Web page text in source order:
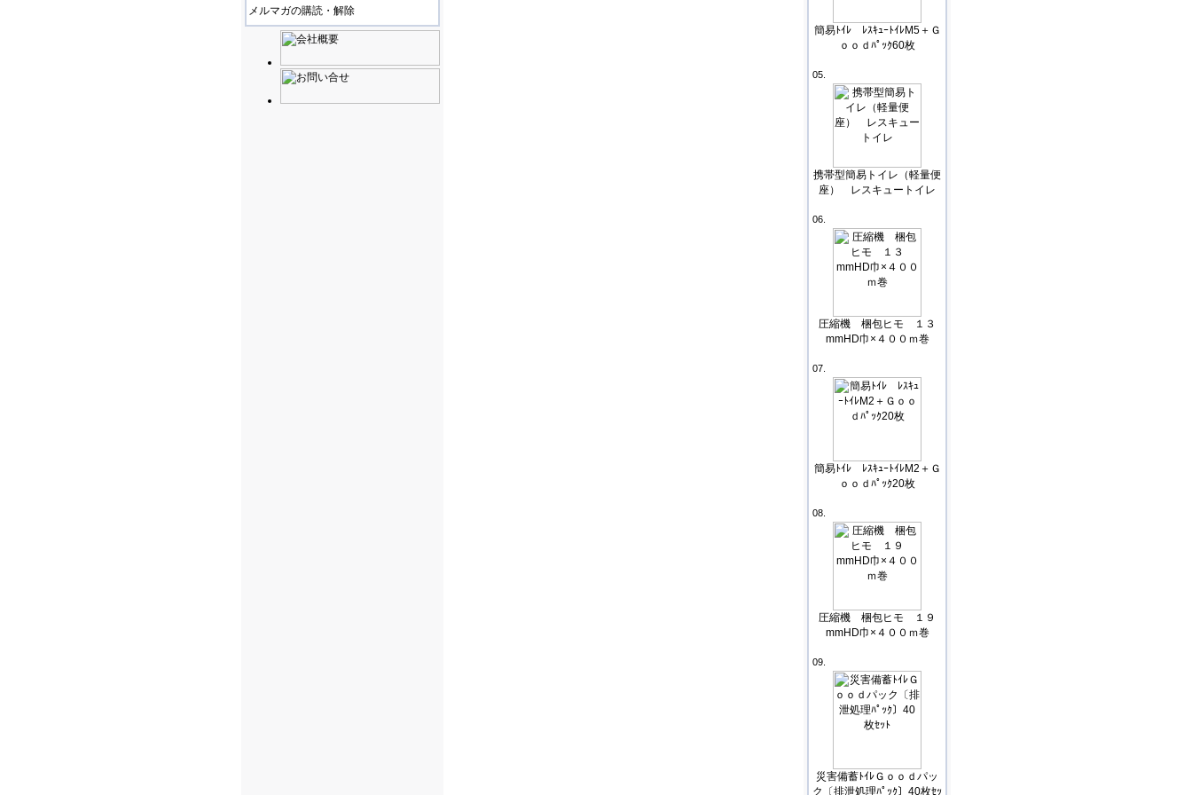
メルマガの購読・解除
簡易ﾄｲﾚ ﾚｽｷｭｰﾄｲﾚM5＋Ｇ
ｏｏｄﾊﾟｯｸ60枚
05.
携帯型簡易トイレ（軽量便
座） レスキュートイレ
06.
圧縮機 梱包ヒモ １３
mmHD巾×４００ｍ巻
07.
簡易ﾄｲﾚ ﾚｽｷｭｰﾄｲﾚM2＋Ｇ
ｏｏｄﾊﾟｯｸ20枚
08.
圧縮機 梱包ヒモ １９
mmHD巾×４００ｍ巻
09.
災害備蓄ﾄｲﾚＧｏｏｄパッ
ク〔排泄処理ﾊﾟｯｸ〕40枚ｾｯ